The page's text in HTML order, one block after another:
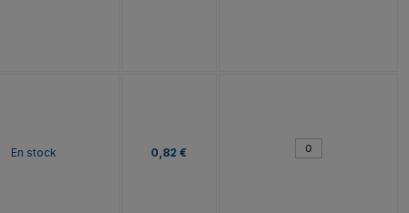
En stock 0,82 €